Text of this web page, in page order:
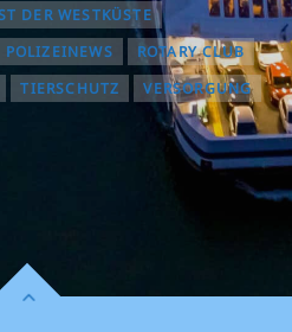
DER WESTKÜSTE
POLIZEINEWS
ROTARY CLUB
TIERSCHUTZ
VERSORGUNG